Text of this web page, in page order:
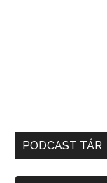
PODCAST TÁR